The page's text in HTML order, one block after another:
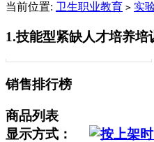
当前位置: 卫生职业教育 > 实
1.技能型紧缺人才培养培
销售排行榜
商品列表
显示方式：